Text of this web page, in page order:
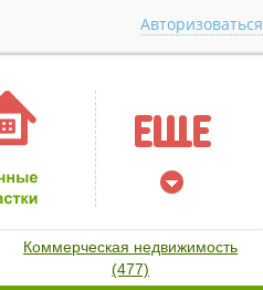
Авторизоваться
Коммерческая недвижимость
(477)